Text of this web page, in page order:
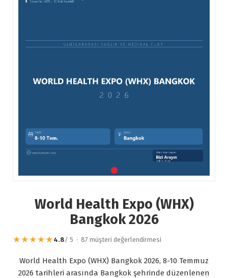
World Health Expo (WHX)
Bangkok 2026
★★★★★ 4.8/ 5 · 87 müşteri değerlendirmesi
World Health Expo (WHX) Bangkok 2026, 8-10 Temmuz
2026 tarihleri arasında Bangkok şehrinde düzenlenen